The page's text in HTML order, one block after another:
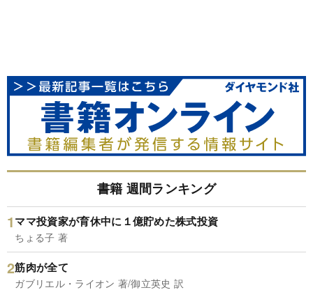
書籍 週間ランキング
ママ投資家が育休中に１億貯めた株式投資
ちょる子 著
筋肉が全て
ガブリエル・ライオン 著/御立英史 訳